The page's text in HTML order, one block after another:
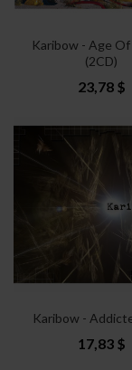
Karibow - Age
(2CD)
23,78 $
Karibow -
17,83 $